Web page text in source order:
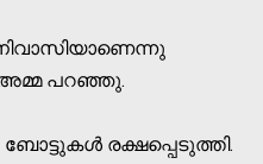
അമ്മ പറഞ്ഞു.
രക്ഷപ്പെടുത്തി.